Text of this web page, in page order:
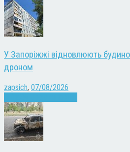
У Запоріжжі відновлюють
дроном
zapsich, 07/08/2026